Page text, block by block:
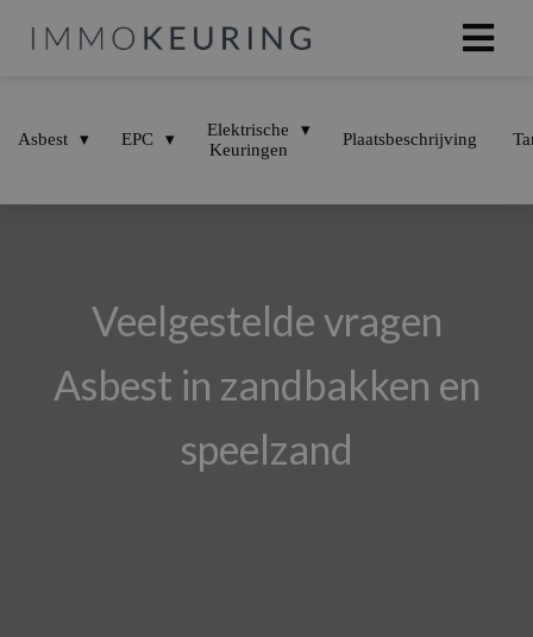
Asbest EPC
Elektrische
Keuringen
Plaatsbeschrijving
Veelgestelde vragen
Asbest in zandbakken en
speelzand